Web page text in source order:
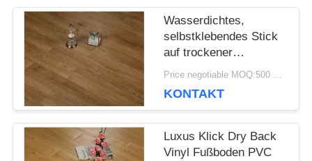
BITTE UM
EIN
ANGEBOT
SITEMAP
Wasserdichtes,
selbstklebendes Stick
auf trockener
Rückseite
Price negotiable MOQ:500 Quadratmeter
KONTAKT
Luxus Klick Dry Back
Vinyl Fußboden PVC